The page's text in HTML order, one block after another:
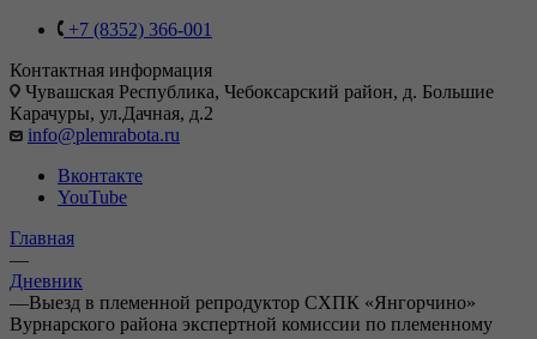
+7 (8352) 366-001
Контактная информация
Чувашская Республика, Чебоксарский район, д. Большие
Карачуры, ул.Дачная, д.2
info@plemrabota.ru
Вконтакте
YouTube
Главная
—
Дневник
—Выезд в племенной репродуктор СХПК «Янгорчино»
Вурнарского района экспертной комиссии по племенному